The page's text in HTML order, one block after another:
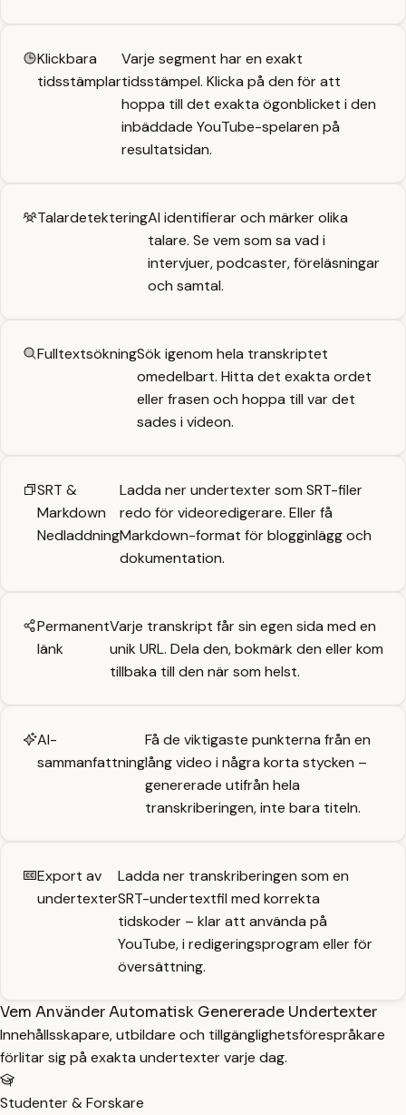
Klickbara
tidsstämplar
Varje segment har en exakt
tidsstämpel. Klicka på den för att
hoppa till det exakta ögonblicket i den
inbäddade YouTube-spelaren på
resultatsidan.
TalardetekteringAI identifierar och märker olika
talare. Se vem som sa vad i
intervjuer, podcaster, föreläsningar
och samtal.
FulltextsökningSök igenom hela transkriptet
omedelbart. Hitta det exakta ordet
eller frasen och hoppa till var det
sades i videon.
SRT &
Markdown
Nedladdning
Ladda ner undertexter som SRT-filer
redo för videoredigerare. Eller få
Markdown-format för blogginlägg och
dokumentation.
Permanent
länk
Varje transkript får sin egen sida med en
unik URL. Dela den, bokmärk den eller kom
tillbaka till den när som helst.
AI-
sammanfattning
Få de viktigaste punkterna från en
lång video i några korta stycken –
genererade utifrån hela
transkriberingen, inte bara titeln.
Export av
undertexter
Ladda ner transkriberingen som en
SRT-undertextfil med korrekta
tidskoder – klar att använda på
YouTube, i redigeringsprogram eller för
översättning.
Vem Använder Automatisk Genererade Undertexter
Innehållsskapare, utbildare och tillgänglighetsförespråkare
förlitar sig på exakta undertexter varje dag.
Studenter & Forskare